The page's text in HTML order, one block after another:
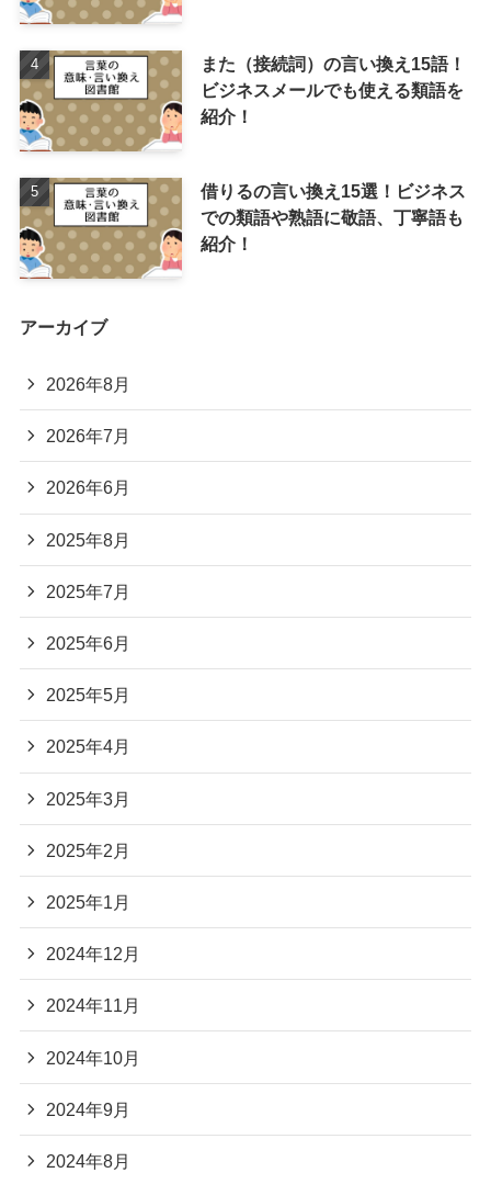
また（接続詞）の言い換え15語！
ビジネスメールでも使える類語を
紹介！
借りるの言い換え15選！ビジネス
での類語や熟語に敬語、丁寧語も
紹介！
アーカイブ
2026年8月
2026年7月
2026年6月
2025年8月
2025年7月
2025年6月
2025年5月
2025年4月
2025年3月
2025年2月
2025年1月
2024年12月
2024年11月
2024年10月
2024年9月
2024年8月